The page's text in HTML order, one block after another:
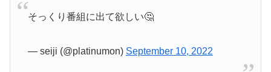
そっくり番組に出て欲しい🤔
— seiji (@platinumon) September 10, 2022